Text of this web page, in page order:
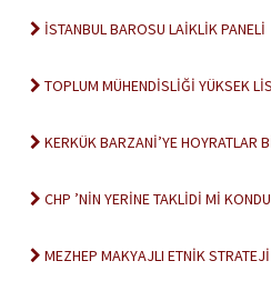
İSTANBUL BAROSU LAİKLİK PANELİ
TOPLUM MÜHENDİSLİĞİ YÜKSEK
KERKÜK BARZANİ’YE HOYRATLAR
CHP ’NİN YERİNE TAKLİDİ Mİ
MEZHEP MAKYAJLI ETNİK STRATEJİ